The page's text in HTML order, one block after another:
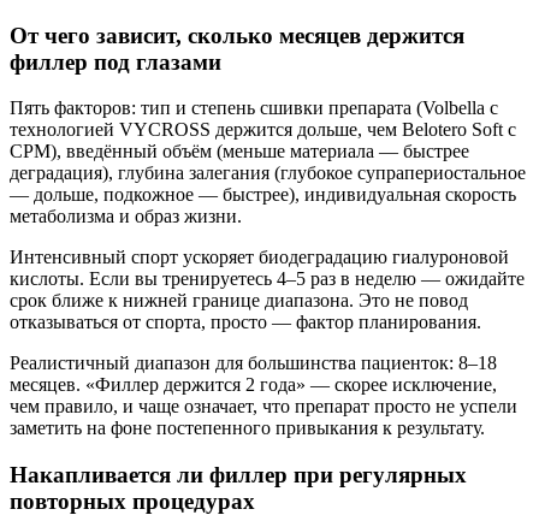
От чего зависит, сколько месяцев держится
филлер под глазами
Пять факторов: тип и степень сшивки препарата (Volbella с
технологией VYCROSS держится дольше, чем Belotero Soft с
CPM), введённый объём (меньше материала — быстрее
деградация), глубина залегания (глубокое супрапериостальное
— дольше, подкожное — быстрее), индивидуальная скорость
метаболизма и образ жизни.
Интенсивный спорт ускоряет биодеградацию гиалуроновой
кислоты. Если вы тренируетесь 4–5 раз в неделю — ожидайте
срок ближе к нижней границе диапазона. Это не повод
отказываться от спорта, просто — фактор планирования.
Реалистичный диапазон для большинства пациенток: 8–18
месяцев. «Филлер держится 2 года» — скорее исключение,
чем правило, и чаще означает, что препарат просто не успели
заметить на фоне постепенного привыкания к результату.
Накапливается ли филлер при регулярных
повторных процедурах